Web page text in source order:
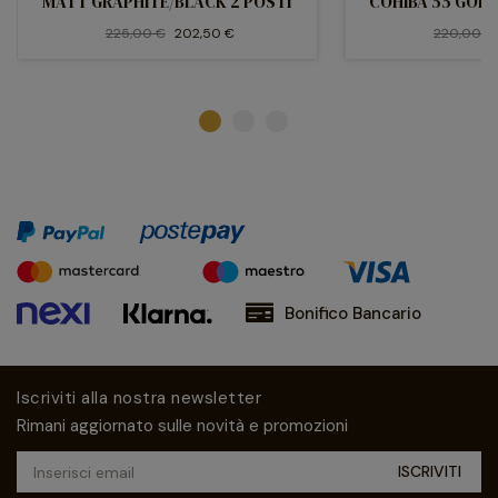
225,00 € 202,50 € 220,00 €
Bonifico Bancario
Iscriviti alla nostra newsletter
Rimani aggiornato sulle novità e promozioni